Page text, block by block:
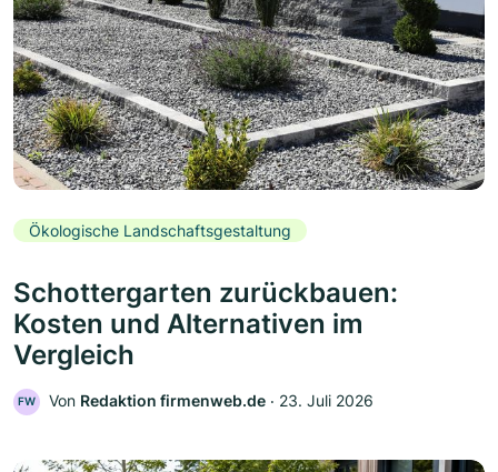
Ökologische Landschaftsgestaltung
Schottergarten zurückbauen:
Kosten und Alternativen im
Vergleich
FW Von Redaktion firmenweb.de ‧ 23. Juli 2026